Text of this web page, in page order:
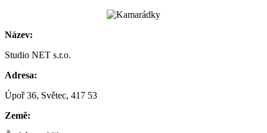
Název:
Studio NET s.r.o.
Adresa:
Úpoř 36, Světec, 417 53
Země: